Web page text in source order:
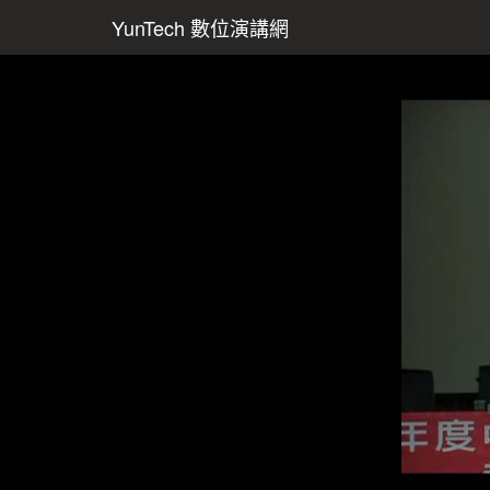
YunTech 數位演講網